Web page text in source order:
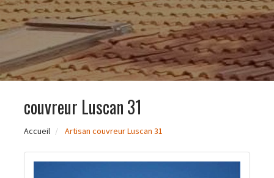
couvreur Luscan 31
Accueil Artisan couvreur Luscan 31